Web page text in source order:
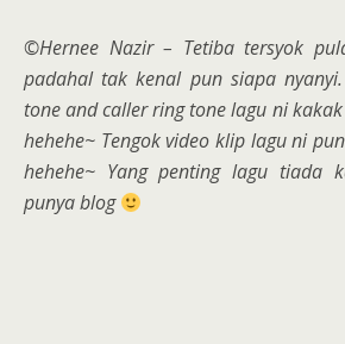
©Hernee Nazir – Tetiba tersyok
padahal tak kenal pun siapa
tone and caller ring tone lagu ni
hehehe~ Tengok video klip lagu ni
hehehe~ Yang penting lagu tiada
punya blog